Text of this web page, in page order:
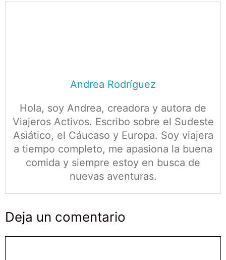
Andrea Rodríguez
Hola, soy Andrea, creadora y autora de
Viajeros Activos. Escribo sobre el Sudeste
Asiático, el Cáucaso y Europa. Soy viajera
a tiempo completo, me apasiona la buena
comida y siempre estoy en busca de
nuevas aventuras.
Deja un comentario